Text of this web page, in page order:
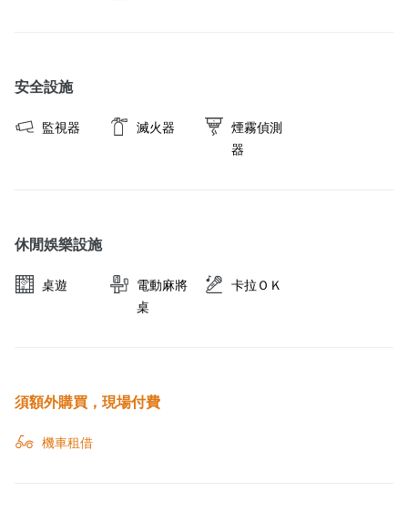
安全設施
監視器 滅火器
煙霧偵測
器
休閒娛樂設施
桌遊
電動麻將
桌
卡拉ＯＫ
須額外購買，現場付費
機車租借